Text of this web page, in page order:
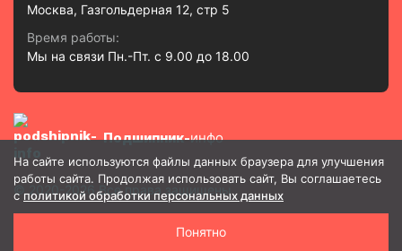
Москва, Газгольдерная 12, стр 5
Время работы:
Мы на связи Пн.-Пт. с 9.00 до 18.00
Подшипник-инфо
© 2020-2026 Все права защищены
Политика в отношении обработки и защиты персональных
На сайте используются файлы данных браузера для улучшения
работы сайта. Продолжая использовать сайт, Вы соглашаетесь
с политикой обработки персональных данных
Понятно